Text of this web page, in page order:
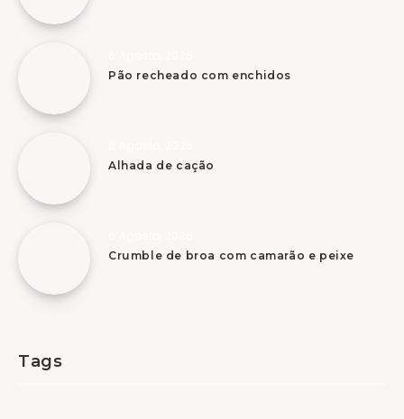
Pão recheado com enchidos
Alhada de cação
Crumble de broa com camarão e peixe
Tags